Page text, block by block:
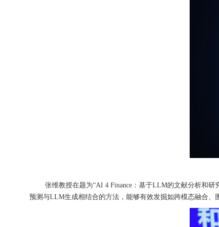
张维教授在题为“AI 4 Finance：基于LLM的文献分析和
预测与LLM生成相结合的方法，能够有效发掘如跨模态融合